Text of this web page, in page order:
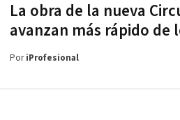
La obra de la nueva
avanzan más rápido de
PoriProfesional